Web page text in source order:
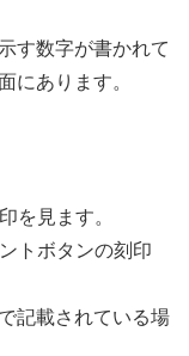
す数字が書かれて
にあります。
を見ます。
トボタンの刻印
記載されている場